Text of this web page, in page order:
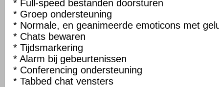
* Full-speed bestanden doorsturen
* Groep ondersteuning
* Normale, en geanimeerde emoticons met
* Chats bewaren
* Tijdsmarkering
* Alarm bij gebeurtenissen
* Conferencing ondersteuning
* Tabbed chat vensters